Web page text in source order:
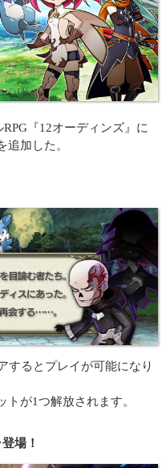
『12オーディンズ』に
追加した。
するとプレイが可能になり
が1つ解放されます。
場！